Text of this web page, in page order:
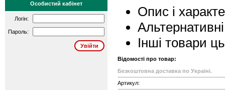
Особистий кабінет
Логін:
Пароль:
Опис і
Інші товари
Відомості про товар:
Безкоштовна доставка по Україні.
Артикул: